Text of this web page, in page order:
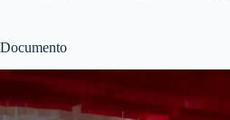
Documento